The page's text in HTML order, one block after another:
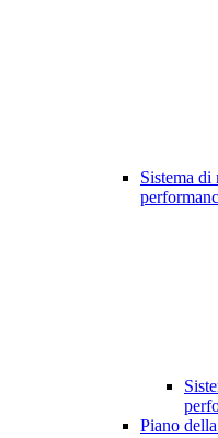
Sistema di
Piano